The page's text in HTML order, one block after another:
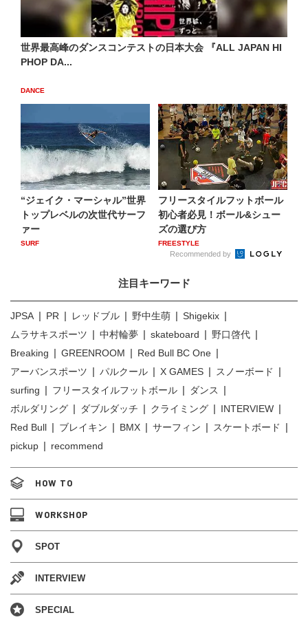
世界最高峰のダンスコンテストの日本大会 『ALL JAPAN HI
PHOP DA...
DANCE
“ジェイク・マーシャル”世界
トップレベルの次世代サーフ
ァー
SURF
フリースタイルフットボール
初心者必見！ボール&シュー
ズの選び方
FREESTYLE
Recommended by
注目キーワード
JPSA PR レッドブル 野中生萌
Shigekix
ムラサキスポーツ
中村輪夢 skateboard
野口啓代
Breaking
GREENROOM
Red Bull BC One
アーバンスポーツ
パルクール X GAMES
スノーボード
surfing
フリースタイルフットボール
ダンス
ボルダリング
ダブルダッチ クライミング
INTERVIEW
Red Bull
ブレイキン BMX サーフィン
スケートボード
pickup
recommend
HOW TO
WORKSHOP
SPOT
INTERVIEW
SPECIAL